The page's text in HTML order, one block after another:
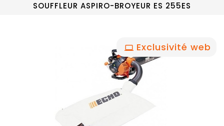
SOUFFLEUR ASPIRO-BROYEUR ES 255ES
Exclusivité web